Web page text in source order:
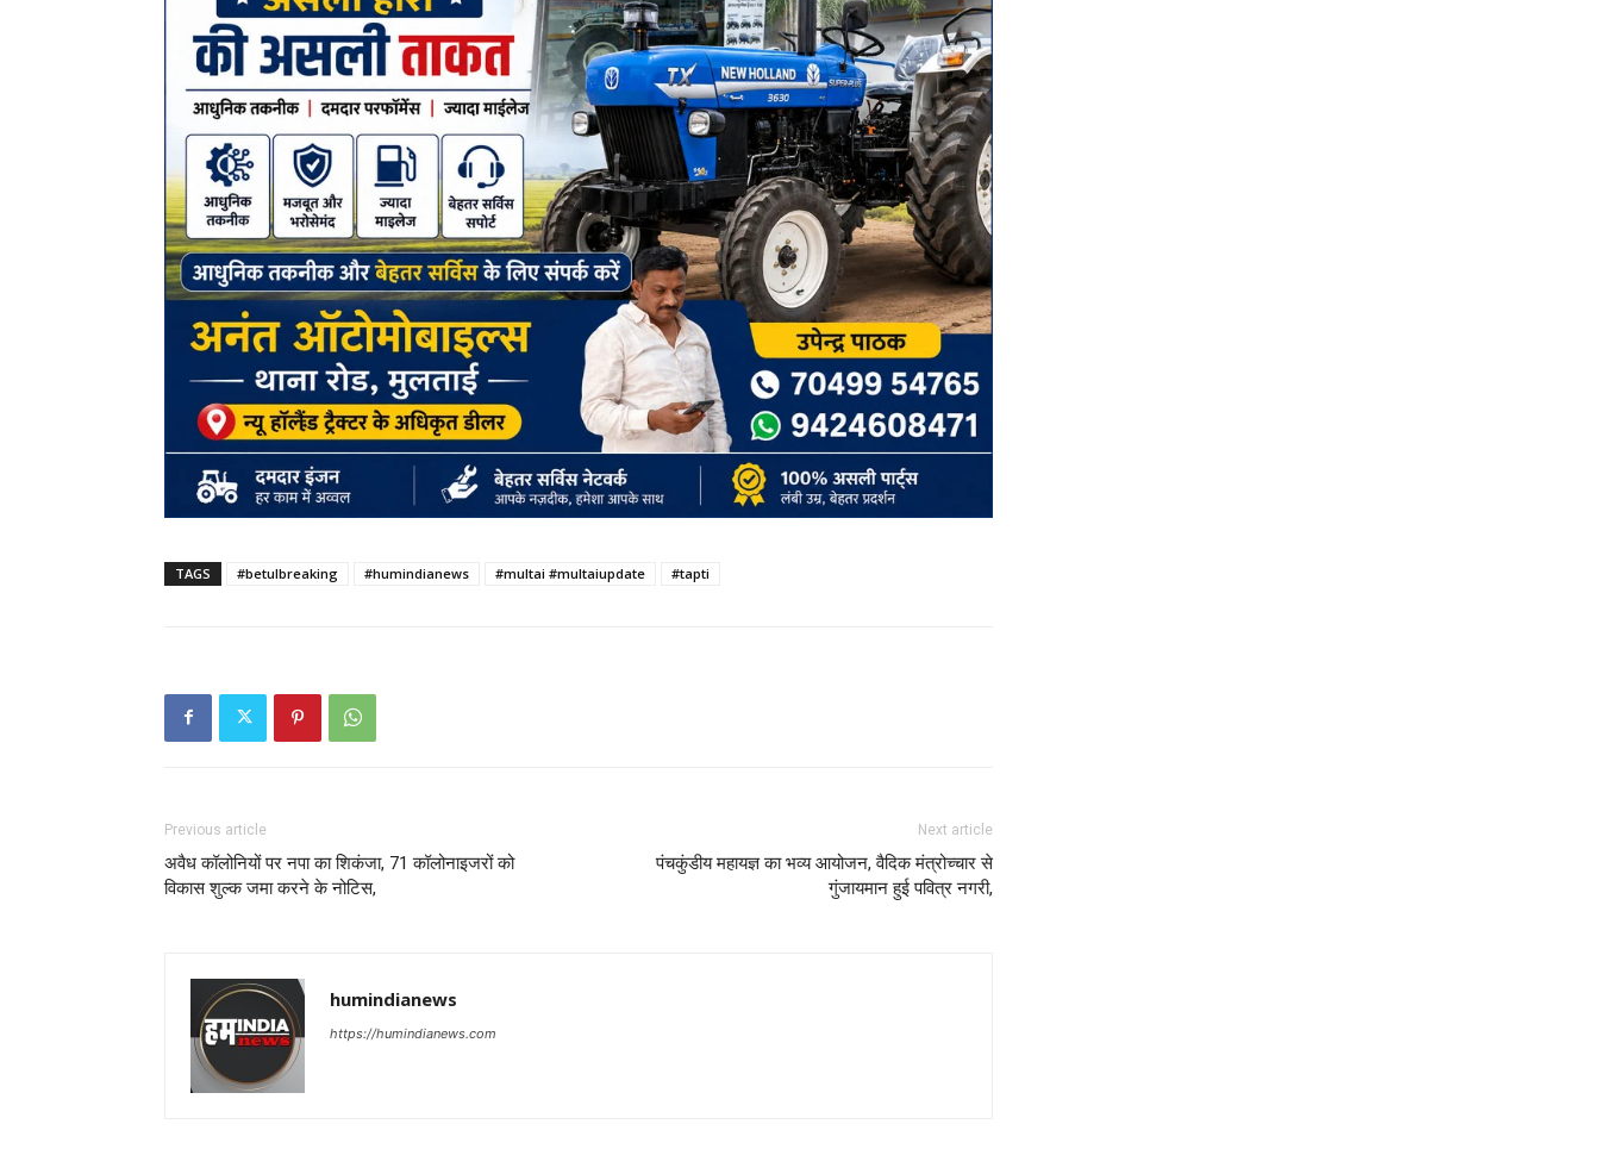
TAGS #betulbreaking #humindianews #multai #multaiupdate #tapti
Previous article
अवैध कॉलोनियों पर नपा का शिकंजा, 71 कॉलोनाइजरों को
विकास शुल्क जमा करने के नोटिस,
Next article
पंचकुंडीय महायज्ञ का भव्य आयोजन, वैदिक मंत्रोच्चार से
गुंजायमान हुई पवित्र नगरी,
humindianews
https://humindianews.com